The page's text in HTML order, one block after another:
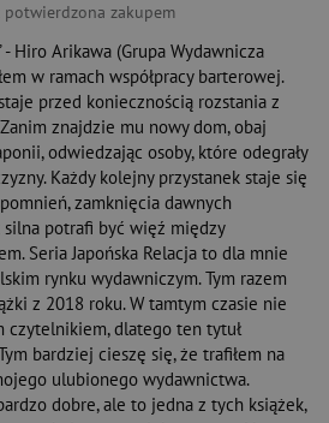
zakupem
Hiro Arikawa (Grupa Wydawnicza
w ramach współpracy barterowej.
przed koniecznością rozstania z
znajdzie mu nowy dom, obaj
odwiedzając osoby, które odegrały
Każdy kolejny przystanek staje się
zamknięcia dawnych
silna potrafi być więź między
Seria Japońska Relacja to dla mnie
rynku wydawniczym. Tym razem
z 2018 roku. W tamtym czasie nie
czytelnikiem, dlatego ten tytuł
bardziej cieszę się, że trafiłem na
ulubionego wydawnictwa.
dobre, ale to jedna z tych książek,